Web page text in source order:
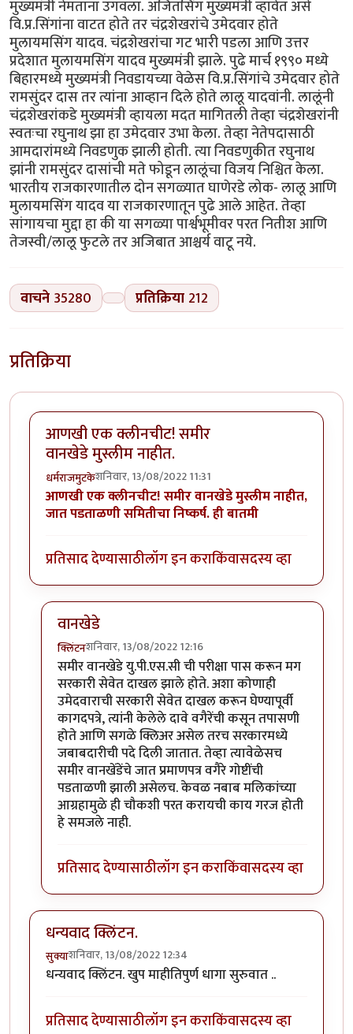
मुख्यमंत्री नेमताना उगवला. अजितसिंग मुख्यमंत्री व्हावेत असे
वि.प्र.सिंगांना वाटत होते तर चंद्रशेखरांचे उमेदवार होते
मुलायमसिंग यादव. चंद्रशेखरांचा गट भारी पडला आणि उत्तर
प्रदेशात मुलायमसिंग यादव मुख्यमंत्री झाले. पुढे मार्च १९९० मध्ये
बिहारमध्ये मुख्यमंत्री निवडायच्या वेळेस वि.प्र.सिंगांचे उमेदवार होते
रामसुंदर दास तर त्यांना आव्हान दिले होते लालू यादवांनी. लालूंनी
चंद्रशेखरांकडे मुख्यमंत्री व्हायला मदत मागितली तेव्हा चंद्रशेखरांनी
स्वतःचा रघुनाथ झा हा उमेदवार उभा केला. तेव्हा नेतेपदासाठी
आमदारांमध्ये निवडणुक झाली होती. त्या निवडणुकीत रघुनाथ
झांनी रामसुंदर दासांची मते फोडून लालूंचा विजय निश्चित केला.
भारतीय राजकारणातील दोन सगळ्यात घाणेरडे लोक- लालू आणि
मुलायमसिंग यादव या राजकारणातून पुढे आले आहेत. तेव्हा
सांगायचा मुद्दा हा की या सगळ्या पार्श्वभूमीवर परत नितीश आणि
तेजस्वी/लालू फुटले तर अजिबात आश्चर्य वाटू नये.
वाचने 35280 प्रतिक्रिया 212
प्रतिक्रिया
आणखी एक क्लीनचीट! समीर
वानखेडे मुस्लीम नाहीत.
धर्मराजमुटकेशनिवार, 13/08/2022 11:31
आणखी एक क्लीनचीट! समीर वानखेडे मुस्लीम नाहीत,
जात पडताळणी समितीचा निष्कर्ष. ही बातमी
प्रतिसाद देण्यासाठीलॉग इन कराकिंवासदस्य व्हा
वानखेडे
क्लिंटनशनिवार, 13/08/2022 12:16
In reply toआणखी एक क्लीनचीट! समीर वानखेडे मुस्लीम
समीर वानखेडे यु.पी.एस.सी ची परीक्षा पास करून मग
सरकारी सेवेत दाखल झाले होते. अशा कोणाही
उमेदवाराची सरकारी सेवेत दाखल करून घेण्यापूर्वी
कागदपत्रे, त्यांनी केलेले दावे वगैरेंची कसून तपासणी
होते आणि सगळे क्लिअर असेल तरच सरकारमध्ये
जबाबदारीची पदे दिली जातात. तेव्हा त्यावेळेसच
समीर वानखेंडेंचे जात प्रमाणपत्र वगैरे गोष्टींची
पडताळणी झाली असेलच. केवळ नबाब मलिकांच्या
आग्रहामुळे ही चौकशी परत करायची काय गरज होती
हे समजले नाही.
प्रतिसाद देण्यासाठीलॉग इन कराकिंवासदस्य व्हा
धन्यवाद क्लिंटन.
सुक्याशनिवार, 13/08/2022 12:34
धन्यवाद क्लिंटन. खुप माहीतिपुर्ण धागा सुरुवात ..
प्रतिसाद देण्यासाठीलॉग इन कराकिंवासदस्य व्हा